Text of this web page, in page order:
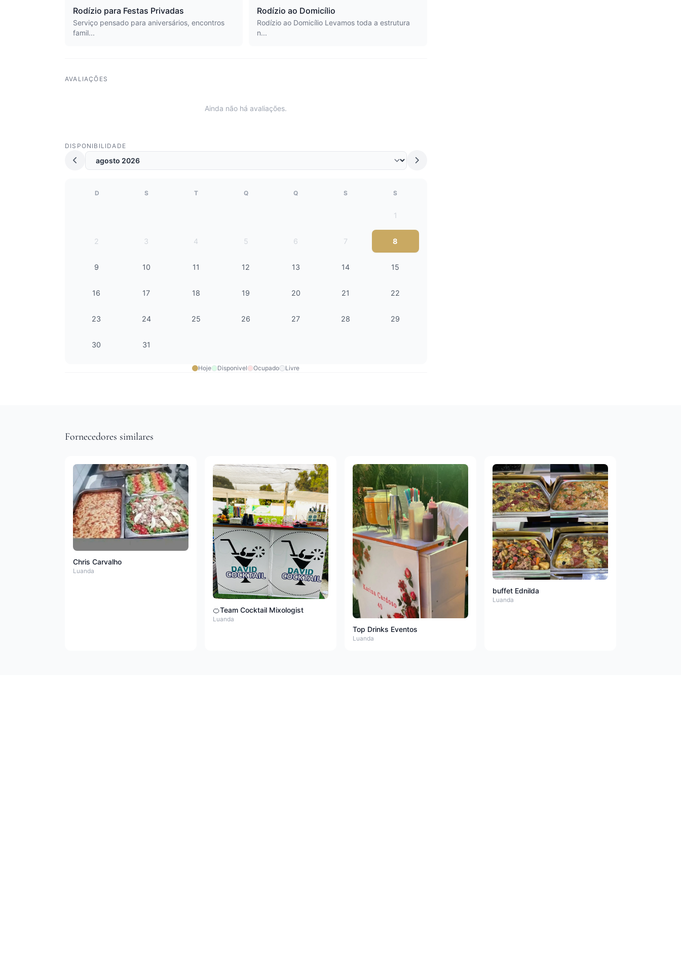
Rodízio para Festas Privadas
Serviço pensado para aniversários, encontros
famil...
Rodízio ao Domicílio
Rodízio ao Domicílio Levamos toda a estrutura
n...
AVALIAÇÕES
Ainda não há avaliações.
DISPONIBILIDADE
D S T Q Q S S
1
2 3 4 5 6 7 8
9 10 11 12 13 14 15
16 17 18 19 20 21 22
23 24 25 26 27 28 29
30 31
Hoje Disponivel Ocupado Livre
Fornecedores similares
Chris Carvalho
Luanda
🍊Team Cocktail Mixologist
Luanda
Top Drinks Eventos
Luanda
buffet Ednilda
Luanda